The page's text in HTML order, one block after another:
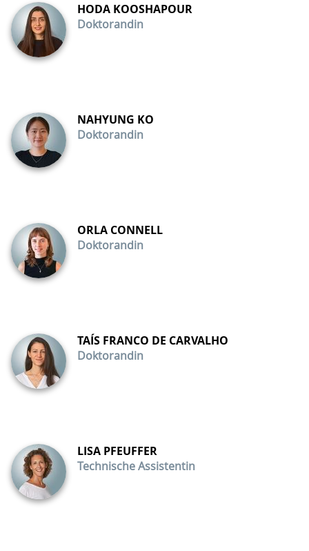
HODA KOOSHAPOUR
Doktorandin
NAHYUNG KO
Doktorandin
ORLA CONNELL
Doktorandin
TAÍS FRANCO DE CARVALHO
Doktorandin
LISA PFEUFFER
Technische Assistentin